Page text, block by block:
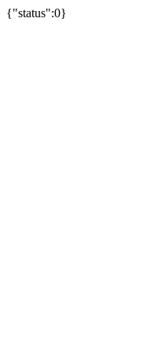
{"status":0}